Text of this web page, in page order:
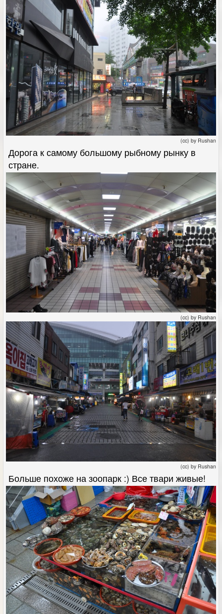
(cc) by Rushan
Дорога к самому большому рыбному рынку в
стране.
(cc) by Rushan
(cc) by Rushan
Больше похоже на зоопарк :) Все твари живые!